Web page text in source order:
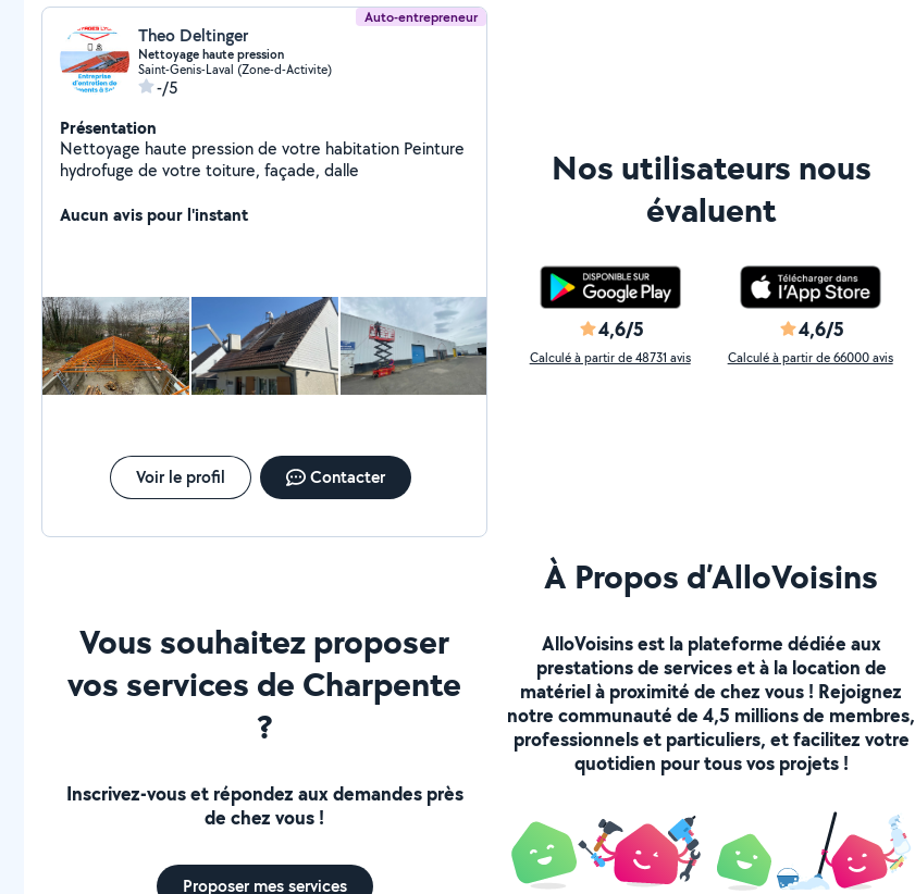
Auto-entrepreneur
Theo Deltinger
Nettoyage haute pression
Saint-Genis-Laval (Zone-d-Activite)
-/5
Présentation
Nettoyage haute pression de votre habitation Peinture
hydrofuge de votre toiture, façade, dalle
Aucun avis pour l'instant
Voir le profil Contacter
Nos utilisateurs nous
évaluent
4,6/5
Calculé à partir de 48731 avis
4,6/5
Calculé à partir de 66000 avis
Vous souhaitez proposer
vos services de Charpente
?
Inscrivez-vous et répondez aux demandes près
de chez vous !
Proposer mes services
À Propos d’AlloVoisins
AlloVoisins est la plateforme dédiée aux
prestations de services et à la location de
matériel à proximité de chez vous ! Rejoignez
notre communauté de 4,5 millions de membres,
professionnels et particuliers, et facilitez votre
quotidien pour tous vos projets !